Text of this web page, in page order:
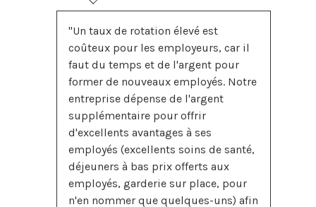
"Un taux de rotation élevé est
coûteux pour les employeurs, car il
faut du temps et de l'argent pour
former de nouveaux employés. Notre
entreprise dépense de l'argent
supplémentaire pour offrir
d'excellents avantages à ses
employés (excellents soins de santé,
déjeuners à bas prix offerts aux
employés, garderie sur place, pour
n'en nommer que quelques-uns) afin